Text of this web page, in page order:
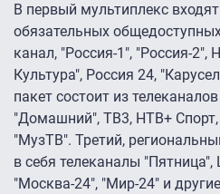
В первый мультиплекс
обязательных
канал, "Россия-1", "Россия-2",
Культура", Россия 24,
пакет состоит из
"Домашний", ТВ3, НТВ+
"МузТВ". Третий,
в себя телеканалы "Пятница",
"Москва-24", "Мир-24" и